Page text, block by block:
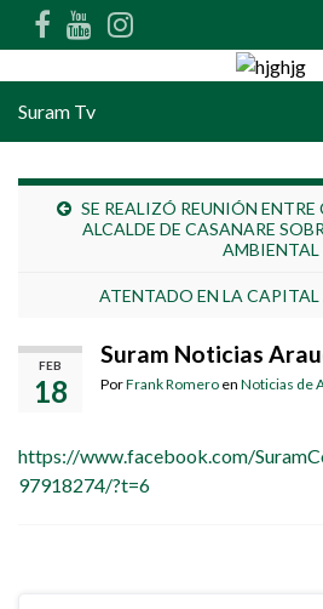
Suram Tv
SE REALIZÓ REUNIÓN
ALCALDE DE CASANARE
AMBIENTAL
ATENTADO EN LA
FEB
18
Suram Noticias
PorFrank Romero en Noticias de
https://www.facebook.com/
97918274/?t=6